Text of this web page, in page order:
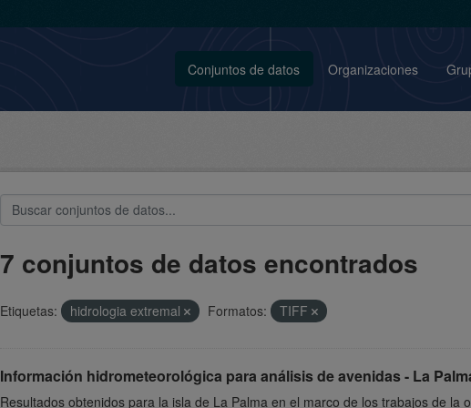
Conjuntos de datos Organizaciones
7 conjuntos de datos encontrados
Etiquetas: hidrologia extremal Formatos: TIFF
Información hidrometeorológica para análisis de avenidas - La
Resultados obtenidos para la isla de La Palma en el marco de los trabajos de la